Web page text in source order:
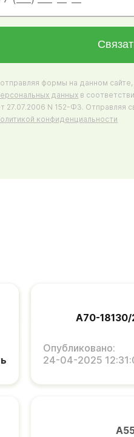
формы на данном
данных в
27.07.2006 N 152-ФЗ. Отправляя
конфиденциальности
А70-
Опубликовано:
24-04-2025